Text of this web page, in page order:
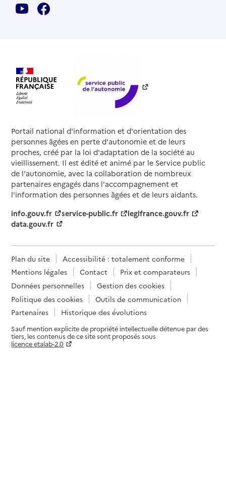
Portail national d'information et d'orientation des
personnes âgées en perte d'autonomie et de leurs
proches, créé par la loi d'adaptation de la société au
vieillissement. Il est édité et animé par le Service public
de l'autonomie, avec la collaboration de nombreux
partenaires engagés dans l'accompagnement et
l'information des personnes âgées et de leurs aidants.
info.gouv.fr
service-public.fr
legifrance.gouv.fr
data.gouv.fr
Plan du site
Accessibilité : totalement conforme
Mentions légales
Contact
Prix et comparateurs
Données personnelles
Gestion des cookies
Politique des cookies
Outils de communication
Partenaires
Historique des évolutions
Sauf mention explicite de propriété intellectuelle détenue par des
tiers, les contenus de ce site sont proposés sous
licence etalab-2.0